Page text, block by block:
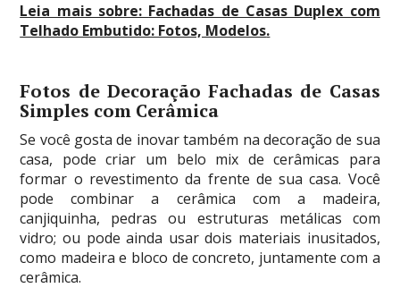
Leia mais sobre: Fachadas de Casas Duplex com
Telhado Embutido: Fotos, Modelos.
Fotos de Decoração Fachadas de Casas
Simples com Cerâmica
Se você gosta de inovar também na decoração de sua
casa, pode criar um belo mix de cerâmicas para
formar o revestimento da frente de sua casa. Você
pode combinar a cerâmica com a madeira,
canjiquinha, pedras ou estruturas metálicas com
vidro; ou pode ainda usar dois materiais inusitados,
como madeira e bloco de concreto, juntamente com a
cerâmica.